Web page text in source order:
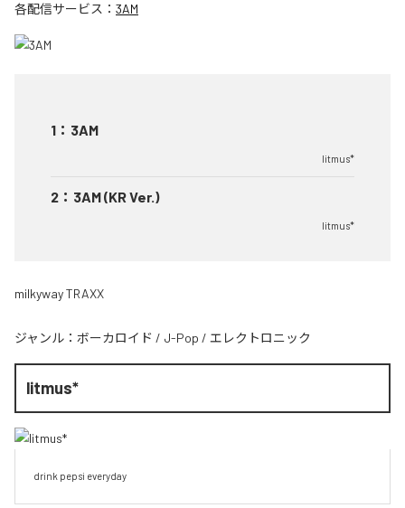
各配信サービス： 3AM
1 ： 3AM
litmus*
2 ： 3AM (KR Ver.)
litmus*
milkyway TRAXX
ジャンル： ボーカロイド / J-Pop / エレクトロニック
litmus*
drink pepsi everyday